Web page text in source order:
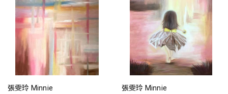
張雯玲 Minnie 張雯玲 Minnie